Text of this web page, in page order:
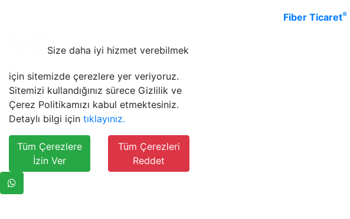
Fiber Ticaret®
Size daha iyi hizmet verebilmek
için sitemizde çerezlere yer veriyoruz.
Sitemizi kullandığınız sürece Gizlilik ve
Çerez Politikamızı kabul etmektesiniz.
Detaylı bilgi için tıklayınız.
Tüm Çerezlere
İzin Ver
Tüm Çerezleri
Reddet